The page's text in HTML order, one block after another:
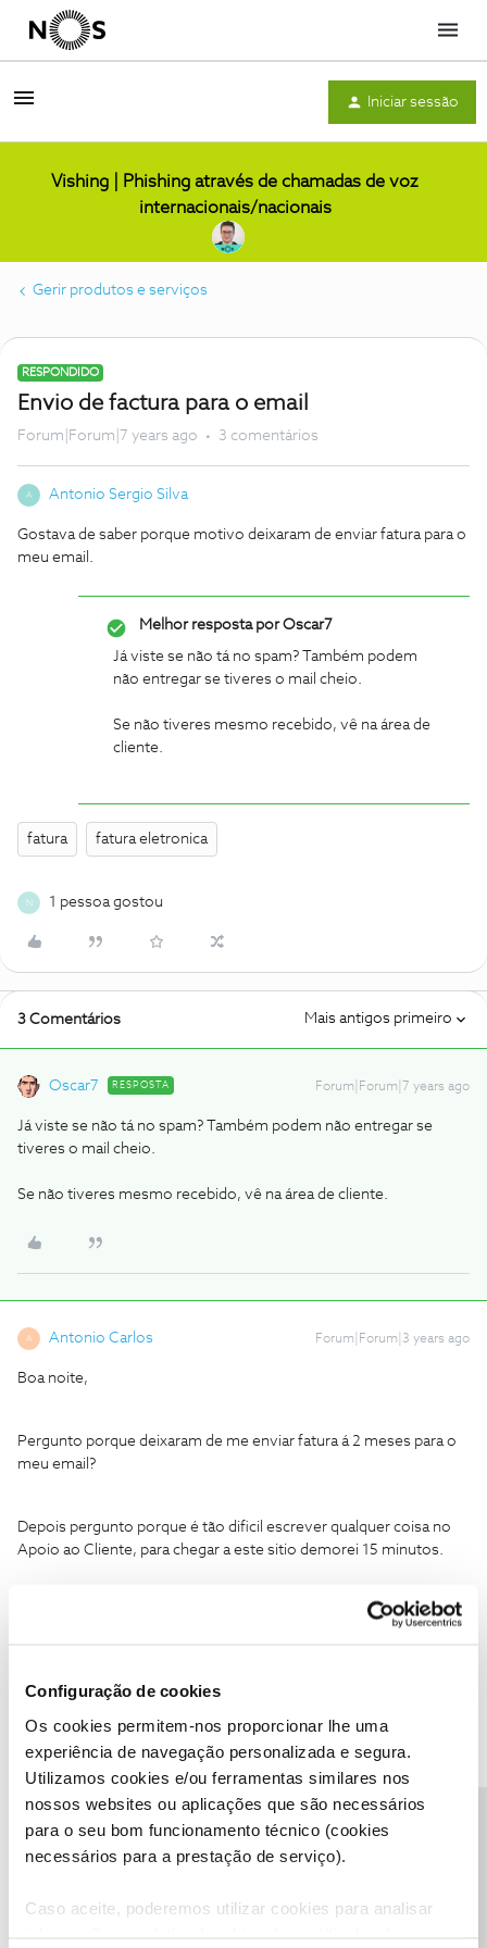
Configuração de cookies
Os cookies permitem-nos proporcionar lhe uma
experiência de navegação personalizada e segura.
Utilizamos cookies e/ou ferramentas similares nos
nossos websites ou aplicações que são necessários
para o seu bom funcionamento técnico (cookies
necessários para a prestação de serviço).
Caso aceite, poderemos utilizar cookies para analisar
Menu
Iniciar sessão
Vishing | Phishing através de chamadas de voz
internacionais/nacionais
Gerir produtos e serviços
RESPONDIDO
Envio de factura para o email
Forum|Forum|7 years ago 3 comentários
A Antonio Sergio Silva
Gostava de saber porque motivo deixaram de enviar fatura para o
meu email.
Melhor resposta porOscar7
Já viste se não tá no spam? Também podem
não entregar se tiveres o mail cheio.
Se não tiveres mesmo recebido, vê na área de
cliente.
fatura fatura eletronica
N 1 pessoa gostou
3 Comentários Mais antigos primeiro
Oscar7 RESPOSTA Forum|Forum|7 years ago
Já viste se não tá no spam? Também podem não entregar se
tiveres o mail cheio.
Se não tiveres mesmo recebido, vê na área de cliente.
A Antonio Carlos Forum|Forum|3 years ago
Boa noite,
Pergunto porque deixaram de me enviar fatura á 2 meses para o
meu email?
Depois pergunto porque é tão dificil escrever qualquer coisa no
Apoio ao Cliente, para chegar a este sitio demorei 15 minutos.
Mário P. Forum|Forum|3 years ago
Boa tarde@Antonio Carlos ,
Lamentamos a demora na nossa resposta.
Para podermos ajudar, pedimos que nos envie uma mensagem
privada com o seu número de cliente para o perfil
movêmo-lo para o artigo mais adequado. 😊